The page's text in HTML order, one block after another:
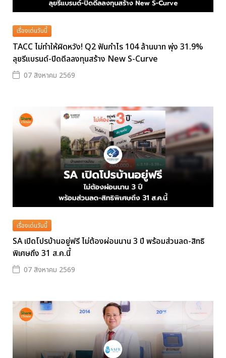
เรื่องเด่นวันนี้
TACC ไม่ทำให้ผิดหวัง! Q2 ฟันกำไร 104 ล้านบาท พุ่ง 31.9%
ลุยรีแบรนด์-ปิดดีลลงทุนสร้าง New S-Curve
07 สิงหาคม 2569
เรื่องเด่นวันนี้
SA เปิดโปรบ้านอยู่ฟรี ไม่ต้องผ่อนนาน 3 ปี พร้อมส่วนลด-สิทธิ
พิเศษถึง 31 ส.ค.นี้
07 สิงหาคม 2569